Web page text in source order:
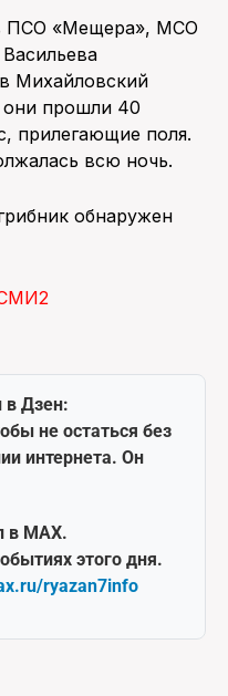
ПСО «Мещера», МСО
Михайловский
прошли 40
прилегающие поля.
всю ночь.
обнаружен
в Дзен:
не остаться без
интернета. Он
в MAX.
этого дня.
ryazan7info